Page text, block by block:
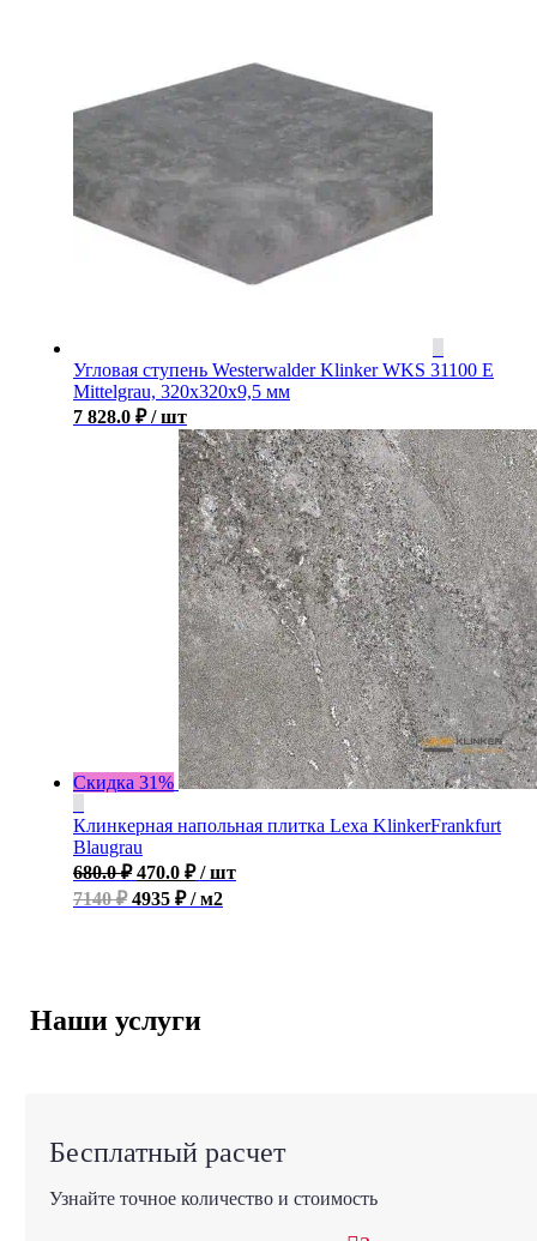
Угловая ступень Westerwalder Klinker WKS 31100 E
Mittelgrau, 320x320x9,5 мм
7 828.0 ₽ / шт
Скидка 31%
Клинкерная напольная плитка Lexa KlinkerFrankfurt
Blaugrau
680.0₽ 470.0 ₽ / шт
7140 ₽4935 ₽ / м2
Наши услуги
Бесплатный расчет
Узнайте точное количество и стоимость